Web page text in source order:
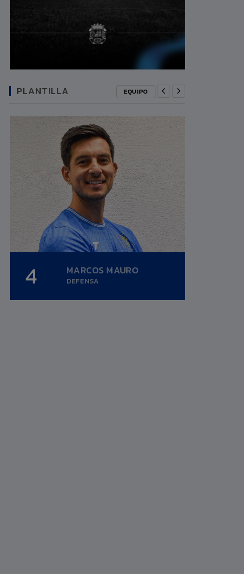
PLANTILLA EQUIPO
4 MARCOS MAURO
DEFENSA
Altura:0,00m.
Fecha nacimiento: